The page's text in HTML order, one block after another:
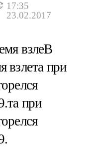
17:35
23.02.2017
взлеВ
взлета при
при